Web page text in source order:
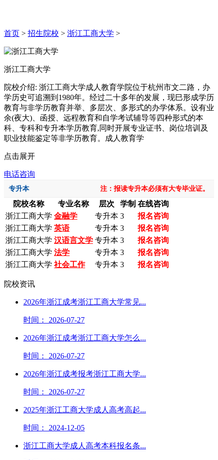
首页 > 招生院校 > 浙江工商大学 >
浙江工商大学
院校介绍: 浙江工商大学成人教育学院位于杭州市文二路，办
学历史可追溯到1980年。经过二十多年的发展，现巳形成学历
教育与非学历教育并举、多层次、多形式的办学体系。设有业
余(夜大)、函授、远程教育和自学考试辅导等四种形式的本
科、专科和专升本学历教育,同时开展专业证书、岗位培训及
职业技能鉴定等非学历教育。成人教育学
点击展开
电话咨询
专升本 注：报读专升本必须有大专毕业证。
院校名称 专业名称 层次 学制 在线咨询
浙江工商大学 金融学 专升本 3
报名咨询
浙江工商大学 英语 专升本 3
报名咨询
浙江工商大学 汉语言文学 专升本 3
报名咨询
浙江工商大学 法学 专升本 3
报名咨询
浙江工商大学 社会工作 专升本 3 报名咨询
院校资讯
2026年浙江成考浙江工商大学常见...
时间： 2026-07-27
2026年浙江成考浙江工商大学怎么...
时间： 2026-07-27
2026年浙江成考报考浙江工商大学...
时间： 2026-07-27
2025年浙江工商大学成人高考高起...
时间： 2024-12-05
浙江工商大学成人高考本科报名条...